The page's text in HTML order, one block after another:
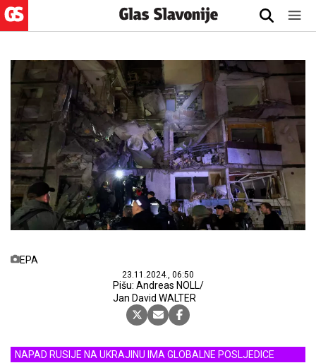
EPA
23.11.2024., 06:50
Pišu: Andreas NOLL/
Jan David WALTER
NAPAD RUSIJE NA UKRAJINU IMA GLOBALNE POSLJEDICE